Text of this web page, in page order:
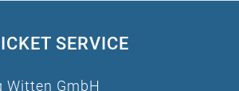
SERVICE
GmbH